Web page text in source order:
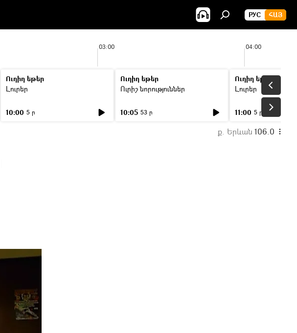
РУС ՀԱՅ
03:00 04:00
Ուղիղ եթեր
Լուրեր
10:00 5 ր
Ուղիղ եթեր
Ուրիշ նորություններ
10:05 53 ր
Ուղիղ եթեր
Լուրեր
11:00 5 ր
ք. Երևան 106.0